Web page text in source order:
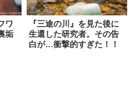
ワ
垢
『三途の川』を見た後に
生還した研究者。その告
白が…衝撃的すぎた！！